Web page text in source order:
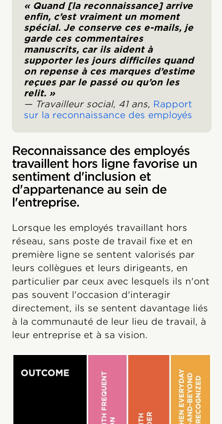
« Quand [la reconnaissance] arrive
enfin, c’est vraiment un moment
spécial. Je conserve ces e-mails, je
garde ces commentaires
manuscrits, car ils aident à
supporter les jours difficiles quand
on repense à ces marques d’estime
reçues par le passé ou qu’on les
relit. »
— Travailleur social, 41 ans, Rapport
sur la reconnaissance des employés
Reconnaissance des employés
travaillent hors ligne favorise un
sentiment d'inclusion et
d'appartenance au sein de
l'entreprise.
Lorsque les employés travaillant hors
réseau, sans poste de travail fixe et en
première ligne se sentent valorisés par
leurs collègues et leurs dirigeants, en
particulier par ceux avec lesquels ils n'ont
pas souvent l'occasion d'interagir
directement, ils se sentent davantage liés
à la communauté de leur lieu de travail, à
leur entreprise et à sa vision.